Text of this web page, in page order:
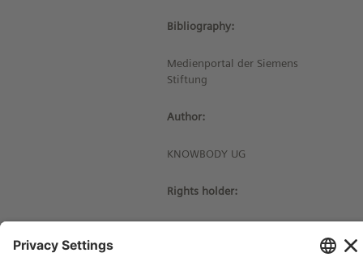
Bibliography:
Medienportal der Siemens
Stiftung
Author:
KNOWBODY UG
Rights holder: